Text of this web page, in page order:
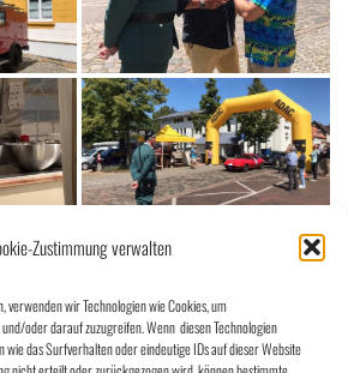
Zustimmung verwalten
verwenden wir Technologien wie Cookies, um
oder darauf zuzugreifen. Wenn diesen Technologien
das Surfverhalten oder eindeutige IDs auf dieser Website